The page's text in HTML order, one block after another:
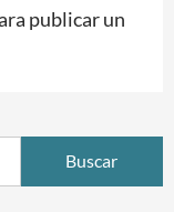
publicar un